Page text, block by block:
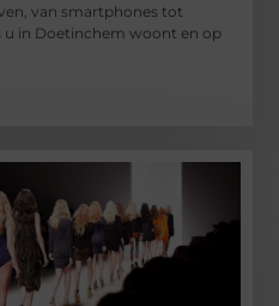
van smartphones tot
u in Doetinchem woont en op